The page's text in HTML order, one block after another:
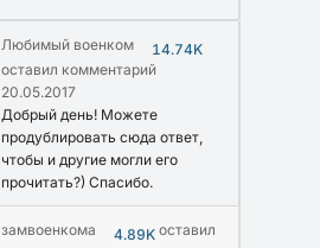
Любимый военком
14.74K
оставил комментарий
20.05.2017
Добрый день! Можете
продублировать сюда ответ,
чтобы и другие могли его
прочитать?) Спасибо.
замвоенкома 4.89K оставил